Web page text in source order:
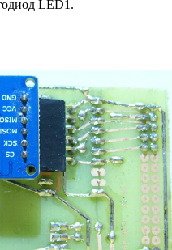
LED1.